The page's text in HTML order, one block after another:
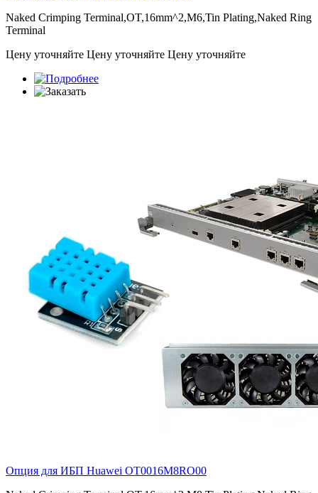
Naked Crimping Terminal,OT,16mm^2,M6,Tin Plating,Naked Ring
Terminal
Цену уточняйте Цену уточняйте Цену уточняйте
Опция для ИБП Huawei OT0016M8RO00